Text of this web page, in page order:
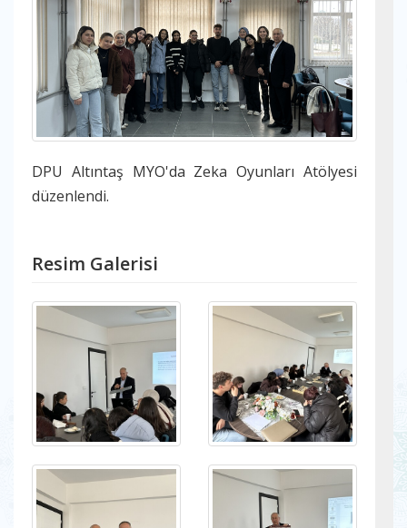
DPU Altıntaş MYO'da Zeka Oyunları Atölyesi
düzenlendi.
Resim Galerisi